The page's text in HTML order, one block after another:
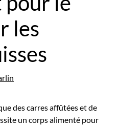
les
des carres affûtées et de
un corps alimenté pour